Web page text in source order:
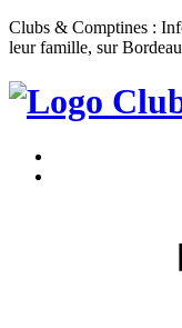
Clubs & Comptines :
leur famille, sur
Clubs
Comptines